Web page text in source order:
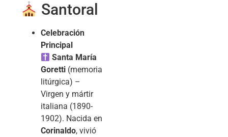
Santoral
Celebración
Principal
Santa María
Goretti (memoria
litúrgica) –
Virgen y mártir
italiana (1890-
1902). Nacida en
Corinaldo, vivió